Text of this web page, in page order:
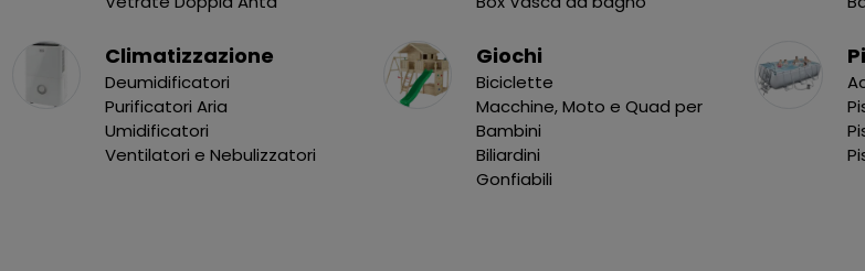
Climatizzazione
Deumidificatori
Purificatori Aria
Umidificatori
Ventilatori e Nebulizzatori
Giochi
Biciclette
Macchine, Moto e Quad per
Bambini
Biliardini
Gonfiabili